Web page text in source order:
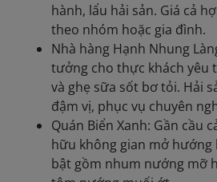
hành, lẩu hải sản. Giá cả
theo nhóm hoặc gia đình.
Nhà hàng Hạnh Nhung
tưởng cho thực khách yêu
và ghẹ sữa sốt bơ tỏi. Hải
đậm vị, phục vụ chuyên
Quán Biển Xanh: Gần cầu
hữu không gian mở hướng
bật gồm nhum nướng mỡ